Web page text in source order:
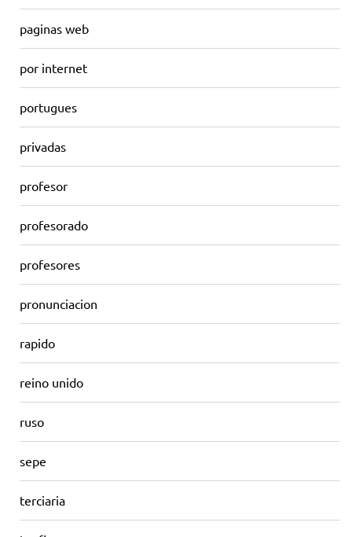
paginas web
por internet
portugues
privadas
profesor
profesorado
profesores
pronunciacion
rapido
reino unido
ruso
sepe
terciaria